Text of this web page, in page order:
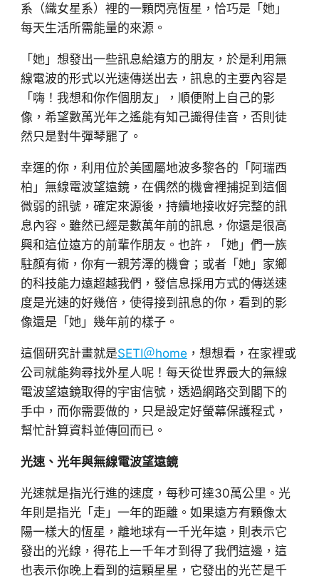
系（織女星系）裡的一顆閃亮恆星，恰巧是「她」
每天生活所需能量的來源。
「她」想發出一些訊息給遠方的朋友，於是利用無
線電波的形式以光速傳送出去，訊息的主要內容是
「嗨！我想和你作個朋友」，順便附上自己的影
像，希望數萬光年之遙能有知己識得佳音，否則徒
然只是對牛彈琴罷了。
幸運的你，利用位於美國屬地波多黎各的「阿瑞西
柏」無線電波望遠鏡，在偶然的機會裡捕捉到這個
微弱的訊號，確定來源後，持續地接收好完整的訊
息內容。雖然已經是數萬年前的訊息，你還是很高
興和這位遠方的前輩作朋友。也許，「她」們一族
駐顏有術，你有一親芳澤的機會；或者「她」家鄉
的科技能力遠超越我們，發信息採用方式的傳送速
度是光速的好幾倍，使得接到訊息的你，看到的影
像還是「她」幾年前的樣子。
這個研究計畫就是SETI＠home ，想想看，在家裡或
公司就能夠尋找外星人呢！每天從世界最大的無線
電波望遠鏡取得的宇宙信號，透過網路交到閣下的
手中，而你需要做的，只是設定好螢幕保護程式，
幫忙計算資料並傳回而已。
光速、光年與無線電波望遠鏡
光速就是指光行進的速度，每秒可達30萬公里。光
年則是指光「走」一年的距離。如果遠方有顆像太
陽一樣大的恆星，離地球有一千光年遠，則表示它
發出的光線，得花上一千年才到得了我們這邊，這
也表示你晚上看到的這顆星星，它發出的光芒是千